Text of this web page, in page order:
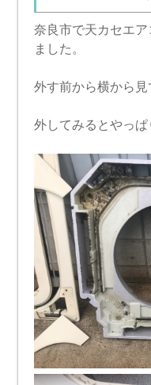
奈良市で天カセエ
ました。
外す前から横から見
外してみるとやっぱ